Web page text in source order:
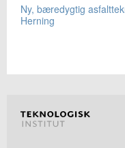
Ny, bæredygtig
Herning